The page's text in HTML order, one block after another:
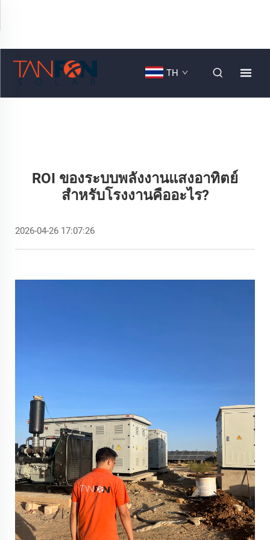
TH
ROI ของระบบพลังงานแสงอาทิตย์
สำหรับโรงงานคืออะไร?
2026-04-26 17:07:26